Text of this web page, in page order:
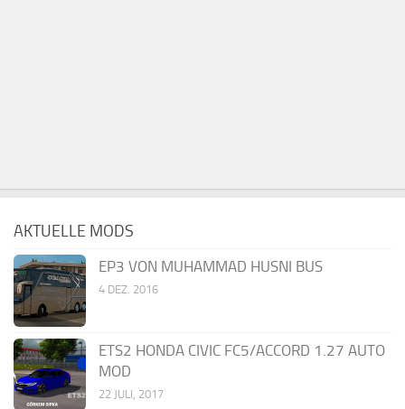
AKTUELLE MODS
EP3 VON MUHAMMAD HUSNI BUS
4 DEZ. 2016
ETS2 HONDA CIVIC FC5/ACCORD 1.27 AUTO
MOD
22 JULI, 2017